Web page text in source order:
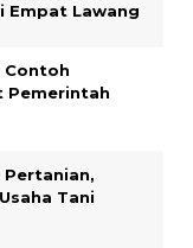
Empat Lawang
Contoh
Pemerintah
Tani